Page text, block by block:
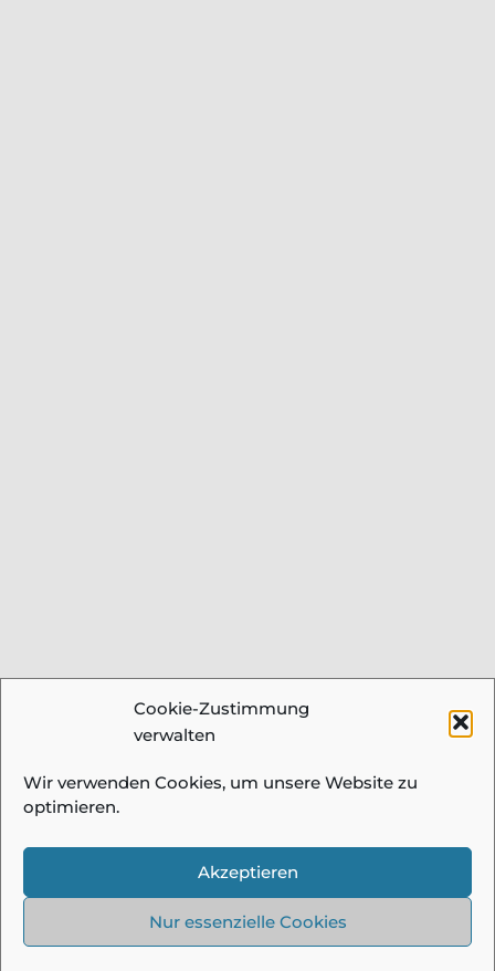
Cookie-Zustimmung
verwalten
Wir verwenden Cookies, um unsere Website zu
optimieren.
Akzeptieren
Nur essenzielle Cookies